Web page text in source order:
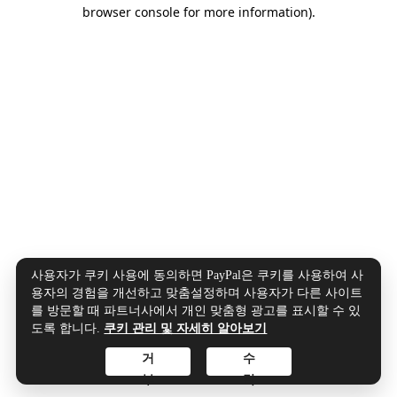
browser console for more information).
사용자가 쿠키 사용에 동의하면 PayPal은 쿠키를 사용하여 사
용자의 경험을 개선하고 맞춤설정하며 사용자가 다른 사이트
를 방문할 때 파트너사에서 개인 맞춤형 광고를 표시할 수 있
도록 합니다. 쿠키 관리 및 자세히 알아보기
수
락
거
부